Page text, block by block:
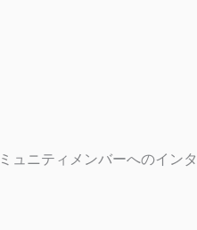
ニティメンバーへのインタ